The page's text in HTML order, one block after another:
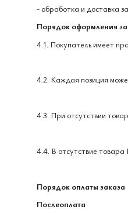
- обработка и доставка
Порядок оформления
4.1. Покупатель имеет
4.2. Каждая позиция
4.3. При отсутствии
4.4. В отсутствие товара
Порядок оплаты заказа
Послеоплата